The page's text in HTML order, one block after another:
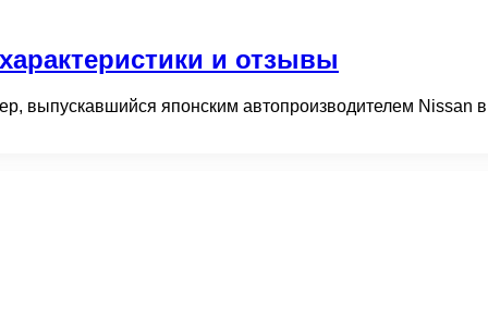
и отзывы
выпускавшийся японским автопроизводителем